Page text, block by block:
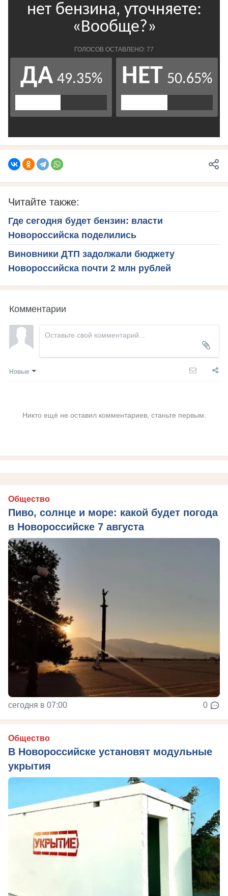
Читайте также:
Где сегодня будет бензин: власти
Новороссийска поделились
Виновники ДТП задолжали бюджету
Новороссийска почти 2 млн рублей
Комментарии
Новые
Никто ещё не оставил комментариев, станьте первым.
Общество
Пиво, солнце и море: какой будет погода
в Новороссийске 7 августа
сегодня в 07:00 0
Общество
В Новороссийске установят модульные
укрытия